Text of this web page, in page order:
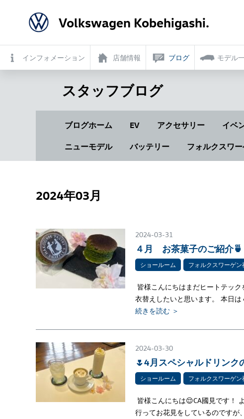
Volkswagen Kobehigashi.
インフォメーション 店舗情報 ブログ モデル
スタッフブログ
ブログホーム EV アクセサリー イベ
ニューモデル バッテリー フォルクスワ
2024年03月
2024-03-31
４月 お茶菓子のご紹介🍵
ショールーム フォルクスワーゲン
皆様こんにちはまだヒートテッ
衣替えしたいと思います。 本日は
続きを読む ＞
2024-03-30
🌷4月スペシャルドリンク
ショールーム フォルクスワーゲン
皆様こんにちは😌CA國見です！
行ってお花見をしているのですが